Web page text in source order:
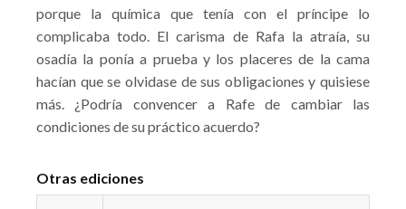
porque la química que tenía con el príncipe lo
complicaba todo. El carisma de Rafa la atraía, su
osadía la ponía a prueba y los placeres de la cama
hacían que se olvidase de sus obligaciones y quisiese
más. ¿Podría convencer a Rafe de cambiar las
condiciones de su práctico acuerdo?
Otras ediciones